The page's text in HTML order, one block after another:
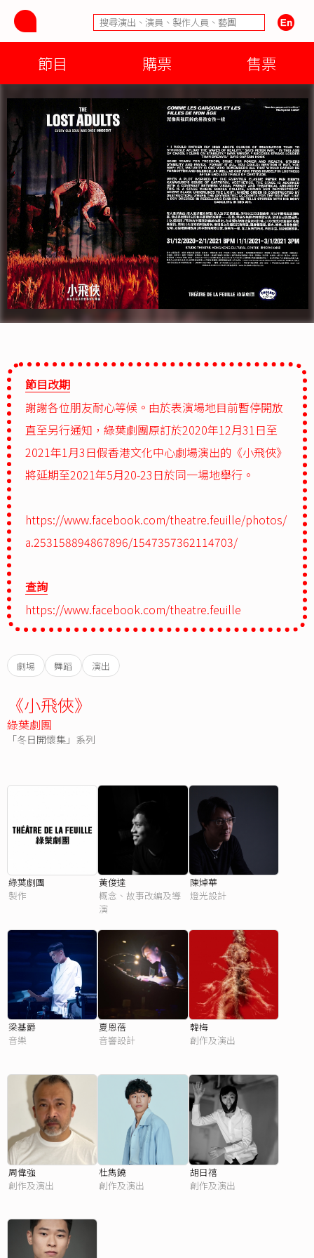
節目 購票 售票
節目改期
謝謝各位朋友耐心等候。由於表演場地目前暫停開放
直至另行通知，綠葉劇團原訂於2020年12月31日至
2021年1月3日假香港文化中心劇場演出的《小飛俠》
將延期至2021年5月20-23日於同一場地舉行。
https://www.facebook.com/theatre.feuille/photos/
a.253158894867896/1547357362114703/
查詢
https://www.facebook.com/theatre.feuille
劇場 舞蹈 演出
《小飛俠》
綠葉劇團
「冬日開懷集」系列
綠葉劇團
製作
黃俊達
概念、故事改編及導
演
陳焯華
燈光設計
梁基爵
音樂
夏恩蓓
音響設計
韓梅
創作及演出
周偉強
創作及演出
杜雋饒
創作及演出
胡日禧
創作及演出